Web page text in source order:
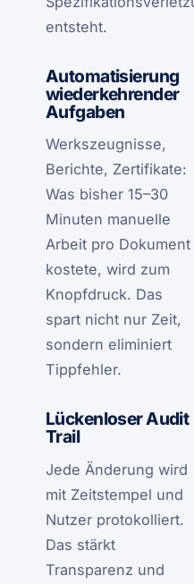
entsteht.
Automatisierung
wiederkehrender
Aufgaben
Werkszeugnisse,
Berichte, Zertifikate:
Was bisher 15–30
Minuten manuelle
Arbeit pro Dokument
kostete, wird zum
Knopfdruck. Das
spart nicht nur Zeit,
sondern eliminiert
Tippfehler.
Lückenloser Audit
Trail
Jede Änderung wird
mit Zeitstempel und
Nutzer protokolliert.
Das stärkt
Transparenz und